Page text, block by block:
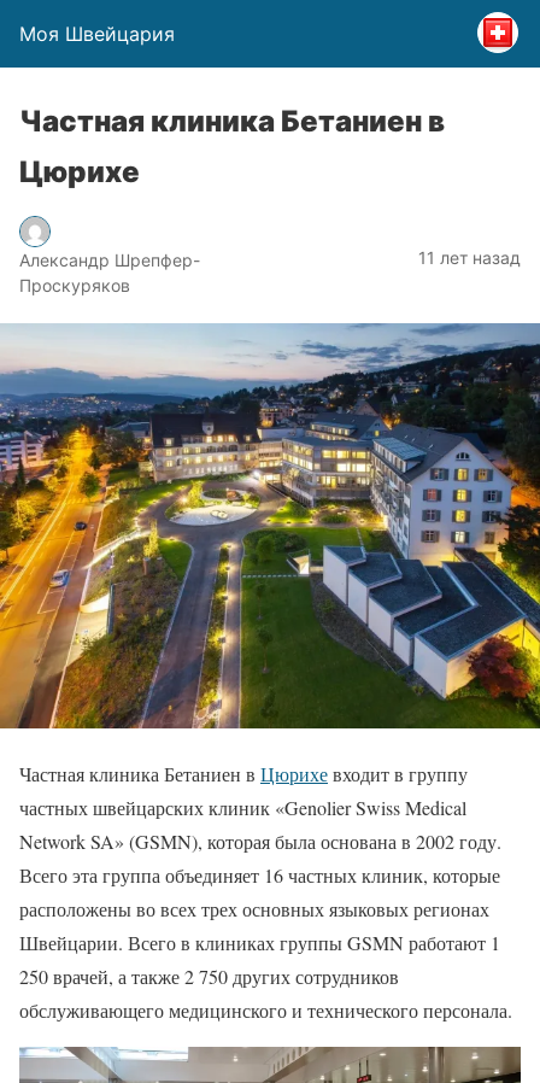
Моя Швейцария
Частная клиника Бетаниен в
Цюрихе
Александр Шрепфер-
Проскуряков
11 лет назад
Частная клиника Бетаниен в Цюрихевходит в группу
частных швейцарских клиник «Genolier Swiss Medical
Network SA» (GSMN), которая была основана в 2002 году.
Всего эта группа объединяет 16 частных клиник, которые
расположены во всех трех основных языковых регионах
Швейцарии. Всего в клиниках группы GSMN работают 1
250 врачей, а также 2 750 других сотрудников
обслуживающего медицинского и технического персонала.